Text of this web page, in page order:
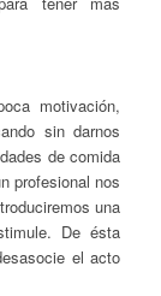
motivación,
sin darnos
de comida
profesional nos
una
De ésta
el acto